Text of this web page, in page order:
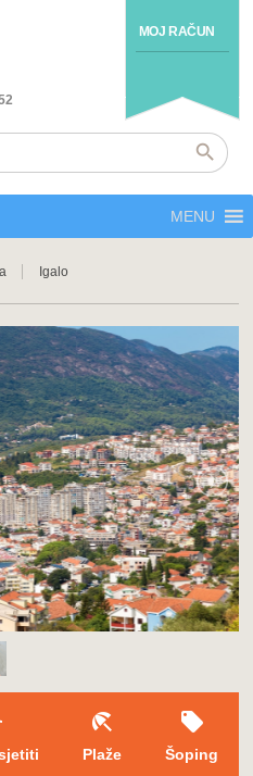
MOJ RAČUN
MENU
Igalo
beach_access
Plaže
local_offer
Šoping